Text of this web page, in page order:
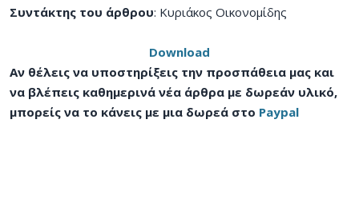
Συντάκτης του άρθρου: Κυριάκος Οικονομίδης
Download
Αν θέλεις να υποστηρίξεις την προσπάθεια μας και
να βλέπεις καθημερινά νέα άρθρα με δωρεάν υλικό,
μπορείς να το κάνεις με μια δωρεά στο Paypal